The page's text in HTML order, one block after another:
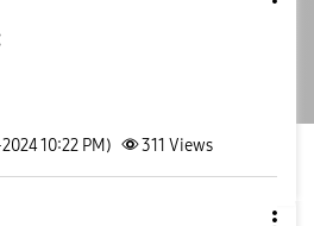
10:22 PM) 311 Views